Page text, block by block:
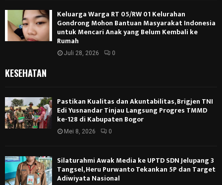
Keluarga Warga RT 05/RW 01 Kelurahan
Gondrong Mohon Bantuan Masyarakat Indonesia
untuk Mencari Anak yang Belum Kembali ke
Rumah
Juli 28, 2026 0
KESEHATAN
Pastikan Kualitas dan Akuntabilitas, Brigjen TNI
Edi Yusnandar Tinjau Langsung Progres TMMD
ke-128 di Kabupaten Bogor
Mei 8, 2026 0
Silaturahmi Awak Media ke UPTD SDN Jelupang 3
Tangsel, Heru Purwanto Tekankan 5P dan Target
Adiwiyata Nasional